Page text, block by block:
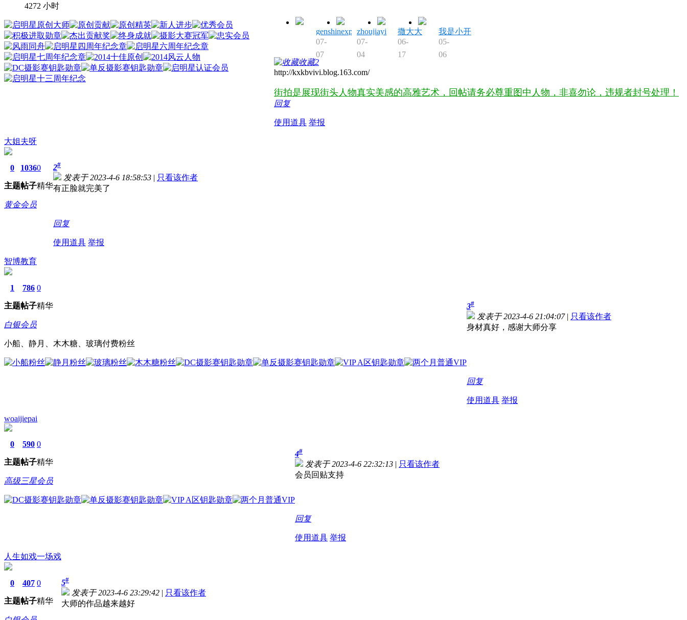
4272 小时
genshinexpert
07-
07
zhoujiayi
07-
04
撒大大
06-
17
我是小开
05-
06
收藏2
http://kxkbvivi.blog.163.com/
街拍是展现街头人物真实美感的高雅艺术，回帖请务必尊重图中人物，非喜勿论，违规者封号处理！
回复
使用道具 举报
大姐夫呀
0
主题
1036
帖子
0
精华
黄金会员
2#
发表于 2023-4-6 18:58:53 | 只看该作者
有正脸就完美了
回复
使用道具 举报
智博教育
1
主题
786
帖子
0
精华
白银会员
小船、静月、木木糖、玻璃付费粉丝
3#
发表于 2023-4-6 21:04:07 | 只看该作者
身材真好，感谢大师分享
回复
使用道具 举报
woaijiepai
0
主题
590
帖子
0
精华
高级三星会员
4#
发表于 2023-4-6 22:32:13 | 只看该作者
会员回贴支持
回复
使用道具 举报
人生如戏一场戏
0
主题
407
帖子
0
精华
5#
发表于 2023-4-6 23:29:42 | 只看该作者
大师的作品越来越好